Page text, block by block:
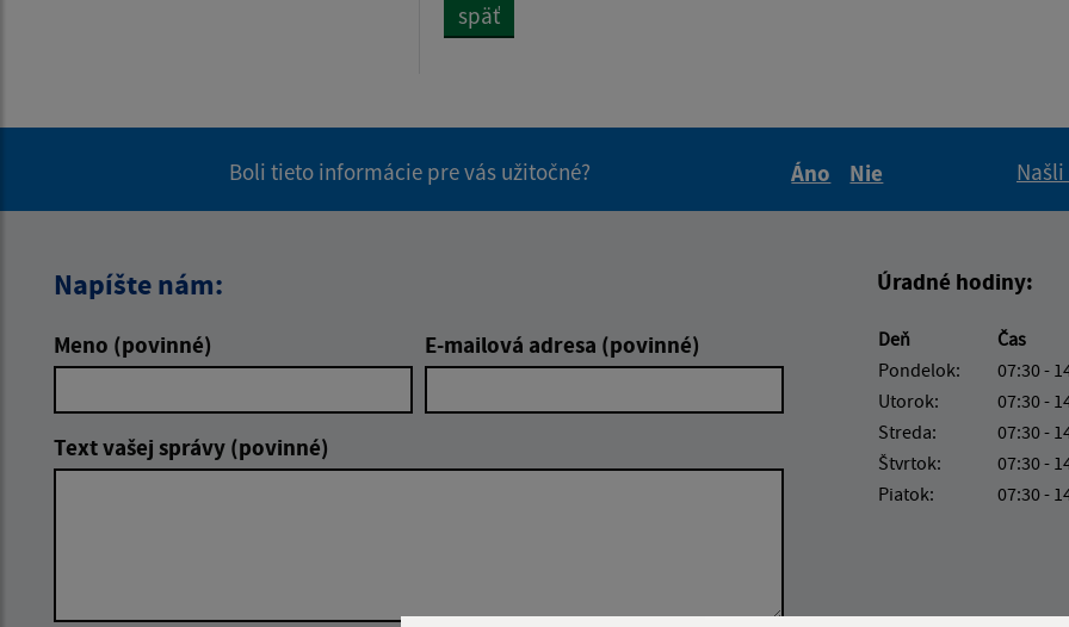
späť
Boli tieto informácie pre vás užitočné?
Áno
Nie
Napíšte nám:
Meno (povinné) E-mailová adresa (povinné)
Text vašej správy (povinné)
Úradné hodiny:
Deň
Čas
Pondelok:
07:30 -
Utorok:
07:30 -
Streda:
07:30 -
Štvrtok:
07:30 -
Piatok:
07:30 -